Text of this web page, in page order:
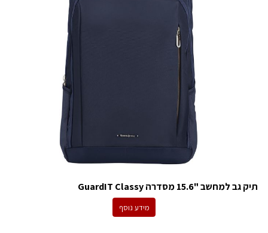
תיק גב למחשב "15.6 מסדרה GuardIT Classy
מידע נוסף